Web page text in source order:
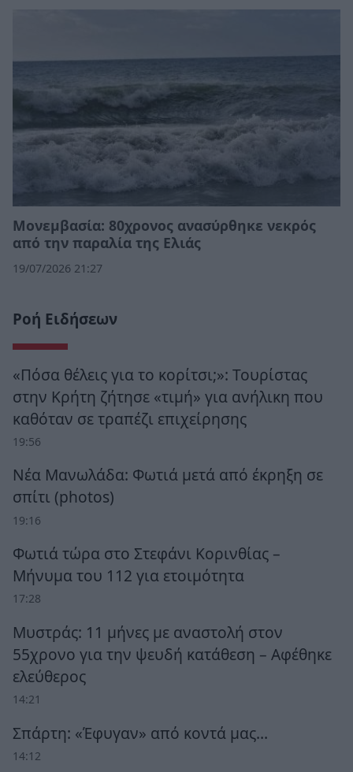
Μονεμβασία: 80χρονος ανασύρθηκε νεκρός
από την παραλία της Ελιάς
19/07/2026 21:27
Ροή Ειδήσεων
«Πόσα θέλεις για το κορίτσι;»: Τουρίστας
στην Κρήτη ζήτησε «τιμή» για ανήλικη που
καθόταν σε τραπέζι επιχείρησης
19:56
Νέα Μανωλάδα: Φωτιά μετά από έκρηξη σε
σπίτι (photos)
19:16
Φωτιά τώρα στο Στεφάνι Κορινθίας –
Μήνυμα του 112 για ετοιμότητα
17:28
Μυστράς: 11 μήνες με αναστολή στον
55χρονο για την ψευδή κατάθεση – Αφέθηκε
ελεύθερος
14:21
Σπάρτη: «Έφυγαν» από κοντά μας…
14:12